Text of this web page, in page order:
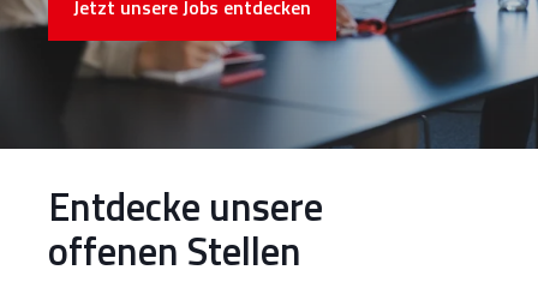
Jetzt unsere Jobs entdecken
Entdecke unsere
offenen Stellen